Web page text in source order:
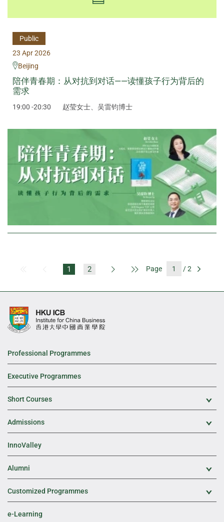
Public
23 Apr 2026
Beijing
陪伴青春期：从对抗到对话——读懂孩子行为背后的
需求
19:00 -20:30 赵莹女士、吴雷钧博士
Previous Page
1 2 Next PageLast Page
Page / 2
Professional Programmes
Executive Programmes
Short Courses
Admissions
InnoValley
Alumni
Customized Programmes
e-Learning